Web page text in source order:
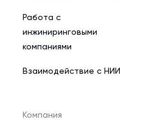
Работа с
инжиниринговыми
компаниями
Взаимодействие с НИИ
Компания